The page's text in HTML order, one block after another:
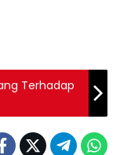
Terhadap